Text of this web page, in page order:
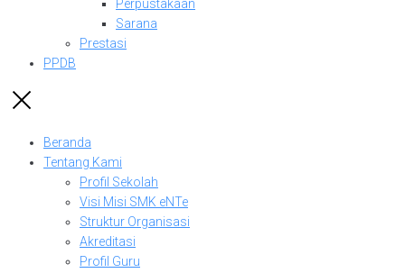
Perpustakaan
Sarana
Prestasi
PPDB
Beranda
Tentang Kami
Profil Sekolah
Visi Misi SMK eNTe
Struktur Organisasi
Akreditasi
Profil Guru